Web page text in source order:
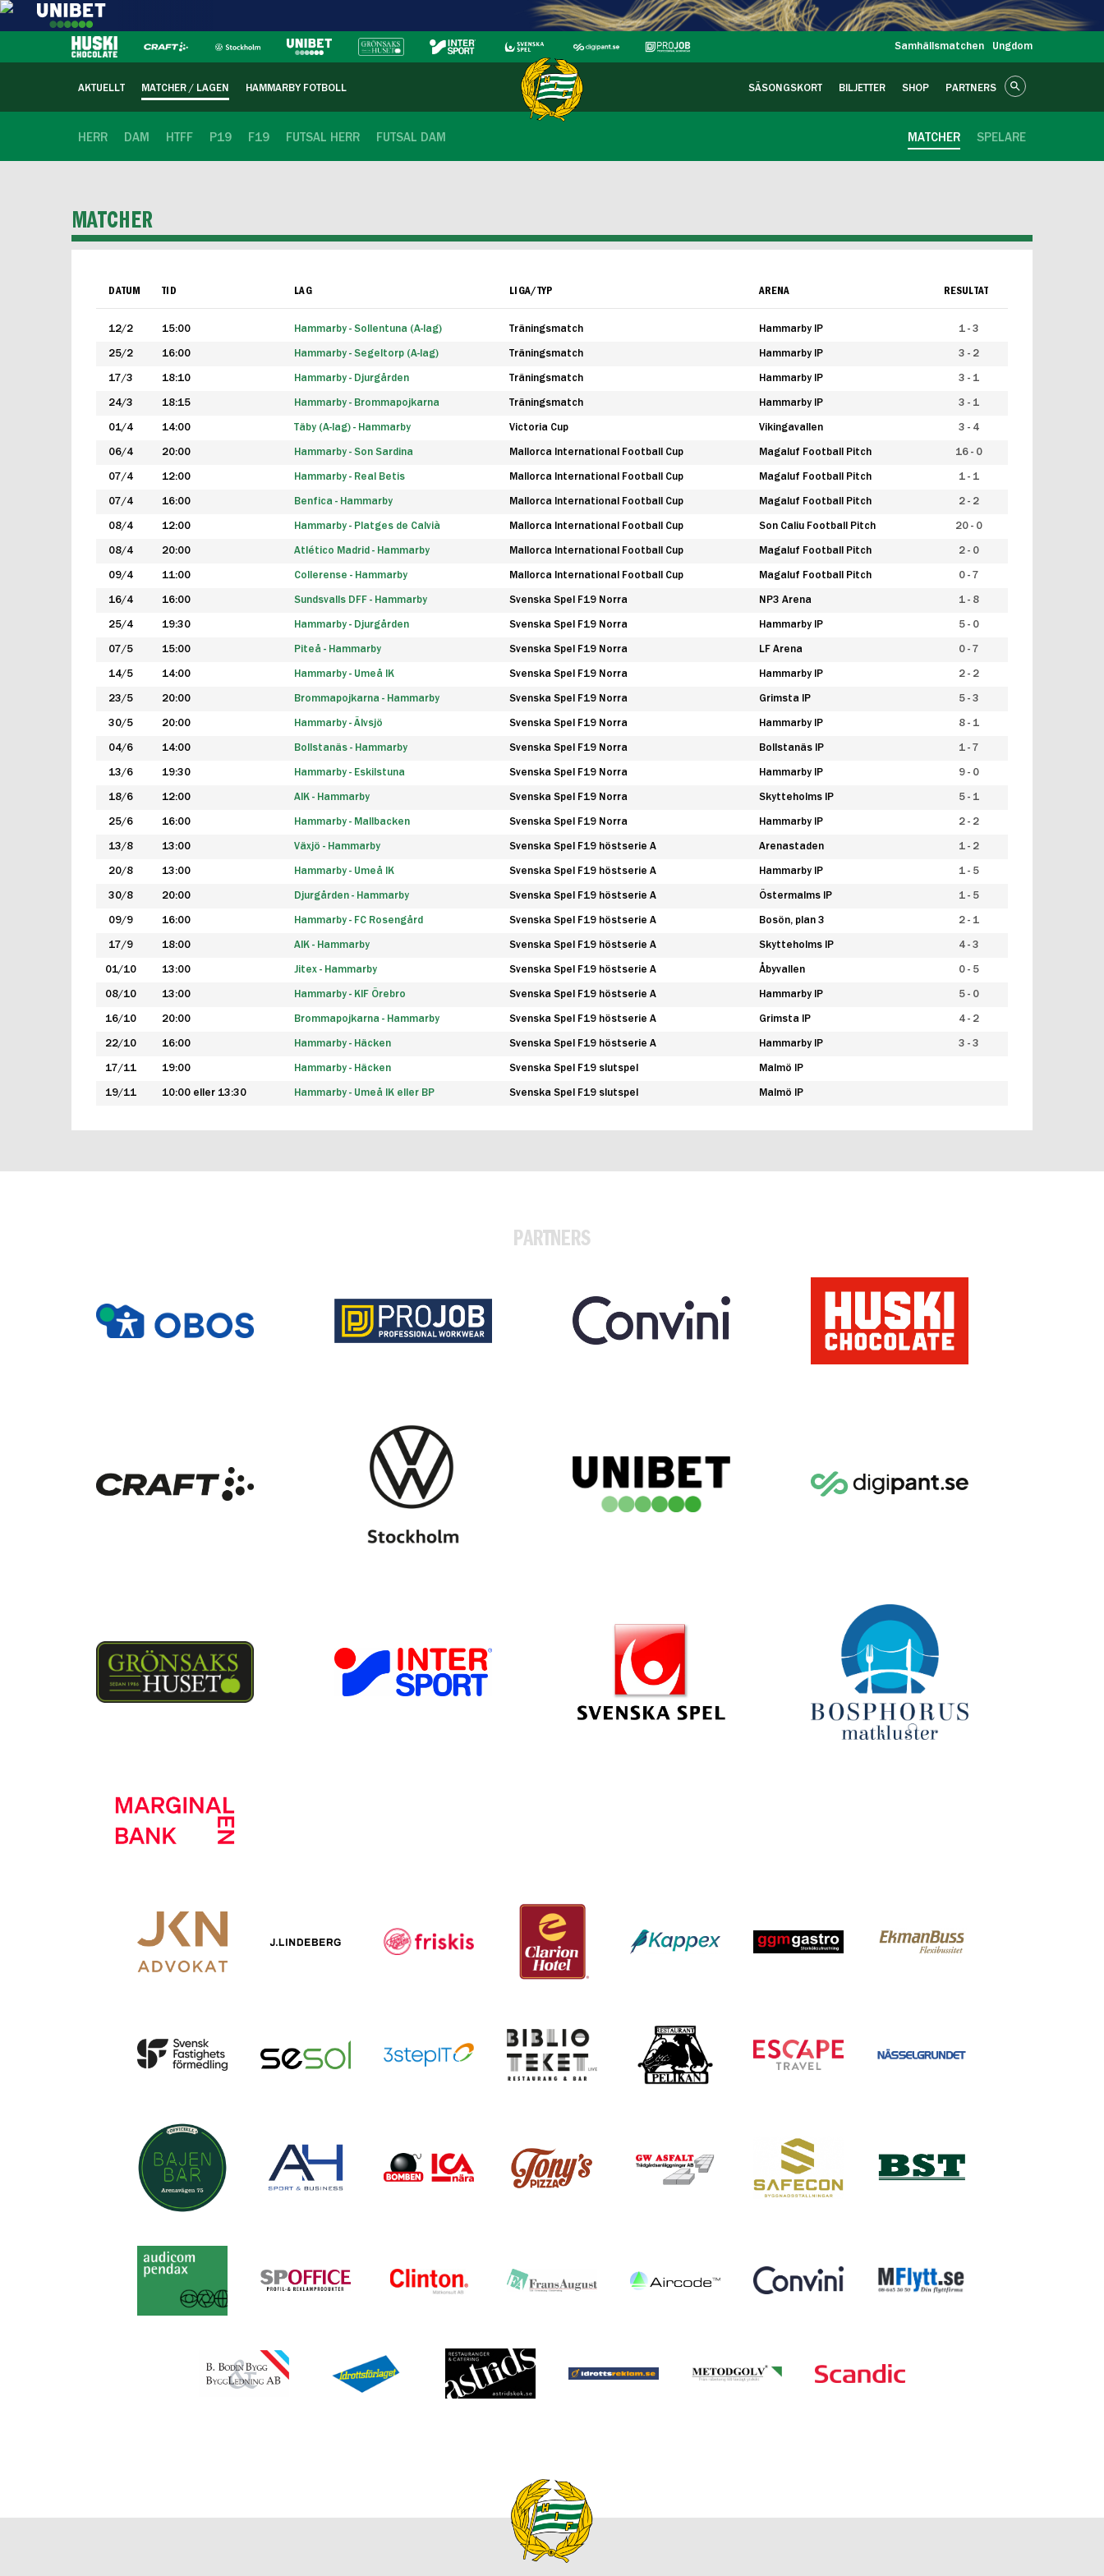
Samhällsmatchen Ungdom
AKTUELLT MATCHER / LAGEN HAMMARBY FOTBOLL SÄSONGSKORT BILJETTER SHOP PARTNERS
HERR DAM HTFF P19 F19 FUTSAL HERR FUTSAL DAM SPELARE
MATCHER
MATCHER
DATUM TID LAG LIGA/TYP ARENA RESULTAT
12/2 15:00 Hammarby - Sollentuna (A-lag) Träningsmatch Hammarby IP 1 - 3
25/2 16:00 Hammarby - Segeltorp (A-lag) Träningsmatch Hammarby IP 3 - 2
17/3 18:10 Hammarby - Djurgården Träningsmatch Hammarby IP 3 - 1
24/3 18:15 Hammarby - Brommapojkarna Träningsmatch Hammarby IP 3 - 1
01/4 14:00 Täby (A-lag) - Hammarby Victoria Cup Vikingavallen 3 - 4
06/4 20:00 Hammarby - Son Sardina Mallorca International Football Cup Magaluf Football Pitch 16 - 0
07/4 12:00 Hammarby - Real Betis Mallorca International Football Cup Magaluf Football Pitch 1 - 1
07/4 16:00 Benfica - Hammarby Mallorca International Football Cup Magaluf Football Pitch 2 - 2
08/4 12:00 Hammarby - Platges de Calvià Mallorca International Football Cup Son Caliu Football Pitch 20 - 0
08/4 20:00 Atlético Madrid - Hammarby Mallorca International Football Cup Magaluf Football Pitch 2 - 0
09/4 11:00 Collerense - Hammarby Mallorca International Football Cup Magaluf Football Pitch 0 - 7
16/4 16:00 Sundsvalls DFF - Hammarby Svenska Spel F19 Norra NP3 Arena 1 - 8
25/4 19:30 Hammarby - Djurgården Svenska Spel F19 Norra Hammarby IP 5 - 0
07/5 15:00 Piteå - Hammarby Svenska Spel F19 Norra LF Arena 0 - 7
14/5 14:00 Hammarby - Umeå IK Svenska Spel F19 Norra Hammarby IP 2 - 2
23/5 20:00 Brommapojkarna - Hammarby Svenska Spel F19 Norra Grimsta IP 5 - 3
30/5 20:00 Hammarby - Älvsjö Svenska Spel F19 Norra Hammarby IP 8 - 1
04/6 14:00 Bollstanäs - Hammarby Svenska Spel F19 Norra Bollstanäs IP 1 - 7
13/6 19:30 Hammarby - Eskilstuna Svenska Spel F19 Norra Hammarby IP 9 - 0
18/6 12:00 AIK - Hammarby Svenska Spel F19 Norra Skytteholms IP 5 - 1
25/6 16:00 Hammarby - Mallbacken Svenska Spel F19 Norra Hammarby IP 2 - 2
13/8 13:00 Växjö - Hammarby Svenska Spel F19 höstserie A Arenastaden 1 - 2
20/8 13:00 Hammarby - Umeå IK Svenska Spel F19 höstserie A Hammarby IP 1 - 5
30/8 20:00 Djurgården - Hammarby Svenska Spel F19 höstserie A Östermalms IP 1 - 5
09/9 16:00 Hammarby - FC Rosengård Svenska Spel F19 höstserie A Bosön, plan 3 2 - 1
17/9 18:00 AIK - Hammarby Svenska Spel F19 höstserie A Skytteholms IP 4 - 3
01/10 13:00 Jitex - Hammarby Svenska Spel F19 höstserie A Åbyvallen 0 - 5
08/10 13:00 Hammarby - KIF Örebro Svenska Spel F19 höstserie A Hammarby IP 5 - 0
16/10 20:00 Brommapojkarna - Hammarby Svenska Spel F19 höstserie A Grimsta IP 4 - 2
22/10 16:00 Hammarby - Häcken Svenska Spel F19 höstserie A Hammarby IP 3 - 3
17/11 19:00 Hammarby - Häcken Svenska Spel F19 slutspel Malmö IP
19/11 10:00 eller 13:30 Hammarby - Umeå IK eller BP Svenska Spel F19 slutspel Malmö IP
PARTNERS